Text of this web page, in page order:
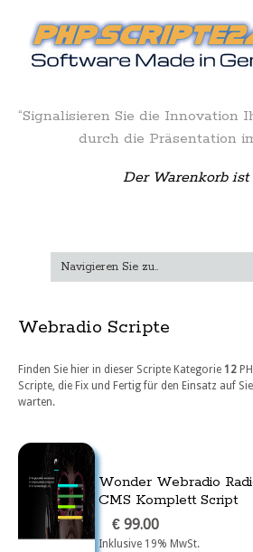
“Signalisieren Sie die Innovation
durch die Präsentation
Der Warenkorb ist
Webradio Scripte
Finden Sie hier in dieser Scripte Kategorie 12
Scripte, die Fix und Fertig für den Einsatz auf Sie
warten.
Wonder Webradio
CMS Komplett Script
€ 99.00
Inklusive 19% MwSt.